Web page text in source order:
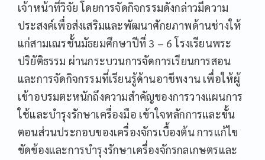
เจ้าหน้าที่วิจัย โดยการจัดกิจกรรมดังกล่าวมีความ
ประสงค์เพื่อส่งเสริมและพัฒนาศักยภาพด้านช่างให้
แก่สามเณรชั้นมัธยมศึกษาปีที่ 3 – 6 โรงเรียนพระ
ปริยัติธรรม ผ่านกระบวนการจัดการเรียนการสอน
และการจัดกิจกรรมที่เรียนรู้ด้านอาชีพงาน เพื่อให้ผู้
เข้าอบรมตะหนักถึงความสำคัญของการวางแผนการ
ใช้และบำรุงรักษาเครื่องมือ เข้าใจหลักการและขั้น
ตอนส่วนประกอบของเครื่องจักรเบื้องต้น การแก้ไข
ขัดข้องและการบำรุงรักษาเครื่องจักรกลเกษตรและ